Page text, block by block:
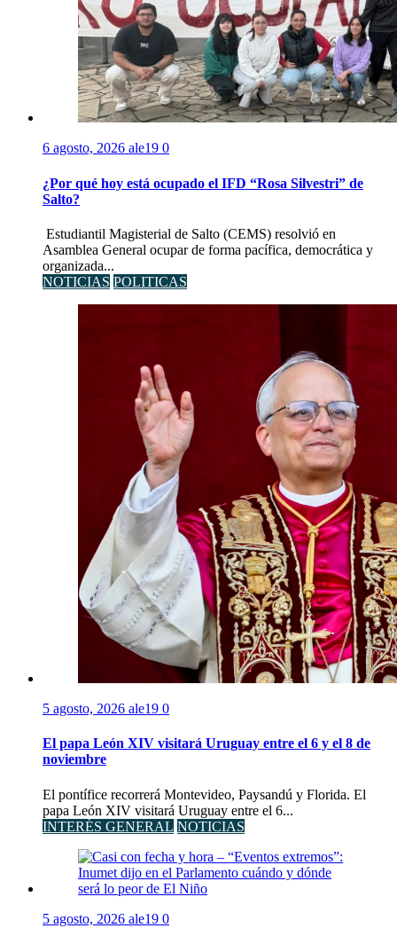
6 agosto, 2026 ale19 0
¿Por qué hoy está ocupado el IFD “Rosa Silvestri” de
Salto?
Estudiantil Magisterial de Salto (CEMS) resolvió en
Asamblea General ocupar de forma pacífica, democrática y
organizada...
NOTICIAS POLITICAS
5 agosto, 2026 ale19 0
El papa León XIV visitará Uruguay entre el 6 y el 8 de
noviembre
El pontífice recorrerá Montevideo, Paysandú y Florida. El
papa León XIV visitará Uruguay entre el 6...
INTERÉS GENERAL NOTICIAS
5 agosto, 2026 ale19 0